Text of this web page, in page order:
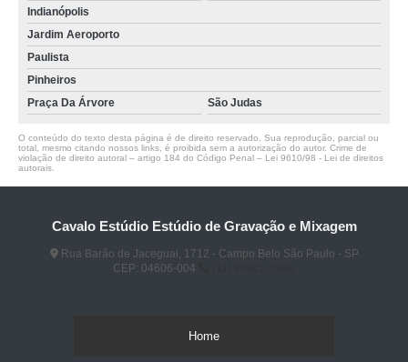
Indianópolis
Jardim Aeroporto
Paulista
Pinheiros
Praça Da Árvore
São Judas
O conteúdo do texto desta página é de direito reservado. Sua reprodução, parcial ou
total, mesmo citando nossos links, é proibida sem a autorização do autor. Crime de
violação de direito autoral – artigo 184 do Código Penal – Lei 9610/98 - Lei de direitos
autorais
Cavalo Estúdio Estúdio de Gravação e Mixagem
Rua Barão de Jaceguai, 1712 - Campo Belo São Paulo - SP
CEP: 04606-004
Home